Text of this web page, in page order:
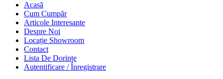
Acasă
Cum Cumpăr
Articole Interesante
Despre Noi
Locație Showroom
Contact
Lista De Dorințe
Autentificare / Înregistrare